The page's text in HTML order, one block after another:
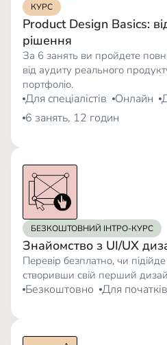
КУРС
Product Design Basics:
рішення
За 6 занять ви пройдете
від аудиту реального
портфоліо.
Для спеціалістів Онлайн
6 занять, 12 годин
БЕЗКОШТОВНИЙ ІНТРО-КУРС
Знайомство з UI/UX
Перевір безплатно, чи
створивши свій перший
Безкоштовно Для